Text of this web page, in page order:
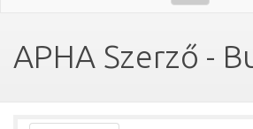
navigation
APHA Szerző -